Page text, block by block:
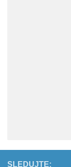
SLEDUJTE: